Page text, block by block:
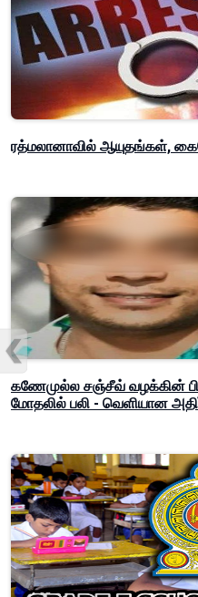
ரத்மலானாவில் ஆயுதங்கள்,
கணேமுல்ல சஞ்சீவ் வழக்கின்
மோதலில் பலி - வெளியான